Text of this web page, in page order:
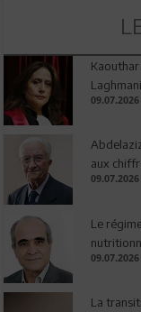
09.07.2026
aux
09.07.2026
Le
09.07.2026
La